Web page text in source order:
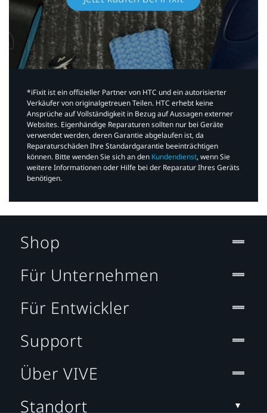
*iFixit ist ein offizieller Partner von HTC und ein autorisierter
Verkäufer von originalgetreuen Teilen. HTC erhebt keine
Ansprüche auf Vollständigkeit in Bezug auf Aussagen externer
Websites. Eigenhändige Reparaturen sollten nur bei Geräte
verwendet werden, deren Garantie abgelaufen ist, da
Reparaturschäden Ihre Standardgarantie beeinträchtigen
können. Bitte wenden Sie sich an den Kundendienst, wenn Sie
weitere Informationen oder Hilfe bei der Reparatur Ihres Geräts
benötigen.​
Shop
Für Unternehmen
Für Entwickler
Support
Über VIVE
Standort